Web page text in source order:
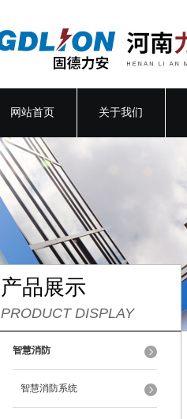
网站首页 关于我们
产品展示
PRODUCT DISPLAY
智慧消防
智慧消防系统